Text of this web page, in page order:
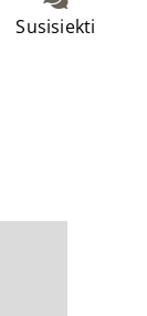
Susisiekti